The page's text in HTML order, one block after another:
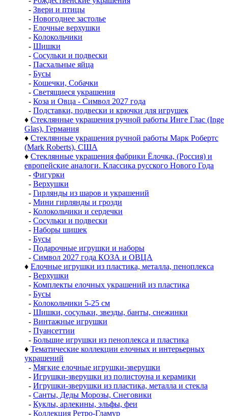
- Звери и птицы
- Новогоднее застолье
- Елочные верхушки
- Колокольчики
- Шишки
- Сосульки и подвески
- Пасхальные яйца
- Бусы
- Кошечки, Собачки
- Светящиеся украшения
- Коза и Овца - Символ 2027 года
- Подставки, подвески и крючки для игрушек
♦ Стеклянные украшения ручной работы Инге Глас (Inge
Glas), Германия
♦ Стеклянные украшения ручной работы Марк Робертс
(Mark Roberts), США
♦ Стеклянные украшения фабрики Ёлочка, (Россия) и
европейские аналоги. Классика русского Нового Года
- Фигурки
- Верхушки
- Гирлянды из шаров и украшений
- Мини гирлянды и грозди
- Колокольчики и сердечки
- Сосульки и подвески
- Наборы шишек
- Бусы
- Подарочные игрушки и наборы
- Символ 2027 года КОЗА и ОВЦА
♦ Елочные игрушки из пластика, металла, пеноплекса
- Верхушки
- Комплекты елочных украшений из пластика
- Бусы
- Колокольчики 5-25 см
- Шишки, сосульки, звезды, банты, снежинки
- Винтажные игрушки
- Пуансеттии
- Большие игрушки из пеноплекса и пластика
♦ Тематические коллекции елочных и интерьерных
украшений
- Мягкие елочные игрушки-зверушки
- Игрушки-зверушки из полистоуна и керамики
- Игрушки-зверушки из пластика, металла и стекла
- Санты, Деды Морозы, Снеговики
- Куклы, арлекины, эльфы, феи
- Коллекция Ретро-Гламур